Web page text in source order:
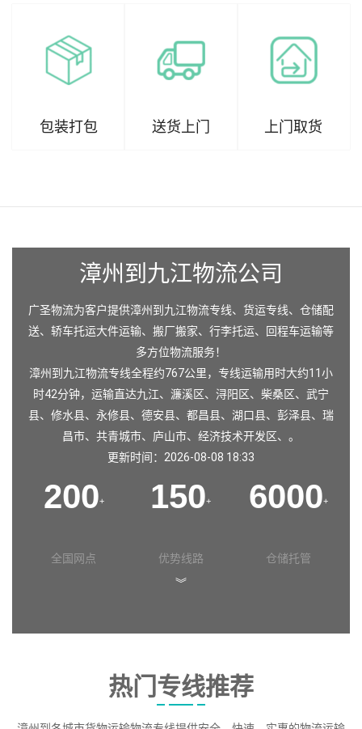
包装打包 送货上门 上门取货
漳州到九江物流公司
广圣物流为客户提供漳州到九江物流专线、货运专线、仓储配
送、轿车托运大件运输、搬厂搬家、行李托运、回程车运输等
多方位物流服务！
漳州到九江物流专线全程约767公里，专线运输用时大约11小
时42分钟，运输直达九江、 濂溪区、 浔阳区、 柴桑区、 武宁
县、 修水县、 永修县、 德安县、 都昌县、 湖口县、 彭泽县、 瑞
昌市、 共青城市、 庐山市、 经济技术开发区、。
更新时间：2026-08-08 18:33
200+
全国网点
150+
优势线路
6000+
仓储托管
︾
热门专线推荐